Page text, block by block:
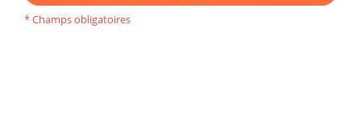
* Champs obligatoires